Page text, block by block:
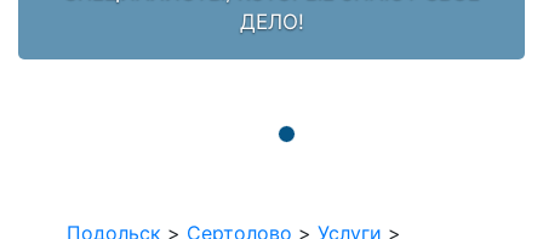
ДЕЛО!
Подольск > Сертолово > Услуги >